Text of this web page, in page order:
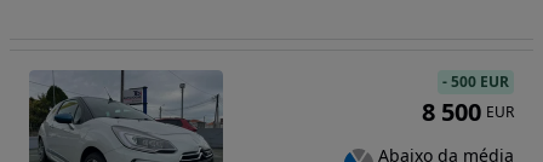
-500 EUR
8 500 EUR
Abaixo da média